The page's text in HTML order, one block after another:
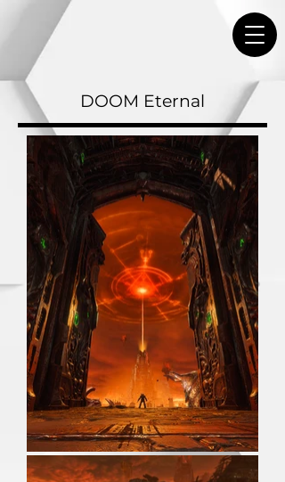
DOOM Eternal